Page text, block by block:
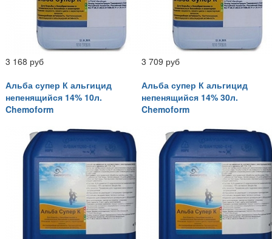
3 168 руб
3 709 руб
Альба супер К альгицид
непенящийся 14% 10л.
Chemoform
Альба супер К альгицид
непенящийся 14% 30л.
Chemoform